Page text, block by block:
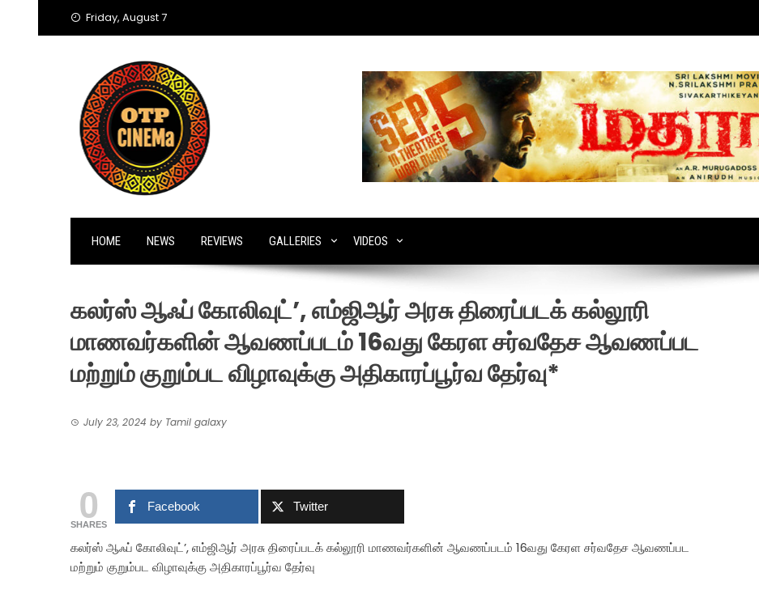
Friday, August 7
HOME NEWS REVIEWS GALLERIES VIDEOS
கலர்ஸ் ஆஃப் கோலிவுட்’, எம்ஜிஆர் அரசு திரைப்படக் கல்லூரி
மாணவர்களின் ஆவணப்படம் 16வது கேரள சர்வதேச ஆவணப்பட
மற்றும் குறும்பட விழாவுக்கு அதிகாரப்பூர்வ தேர்வு*
July 23, 2024 by Tamil galaxy
0
SHARES
Facebook Twitter
கலர்ஸ் ஆஃப் கோலிவுட்’, எம்ஜிஆர் அரசு திரைப்படக் கல்லூரி மாணவர்களின் ஆவணப்படம் 16வது கேரள சர்வதேச ஆவணப்பட
மற்றும் குறும்பட விழாவுக்கு அதிகாரப்பூர்வ தேர்வு